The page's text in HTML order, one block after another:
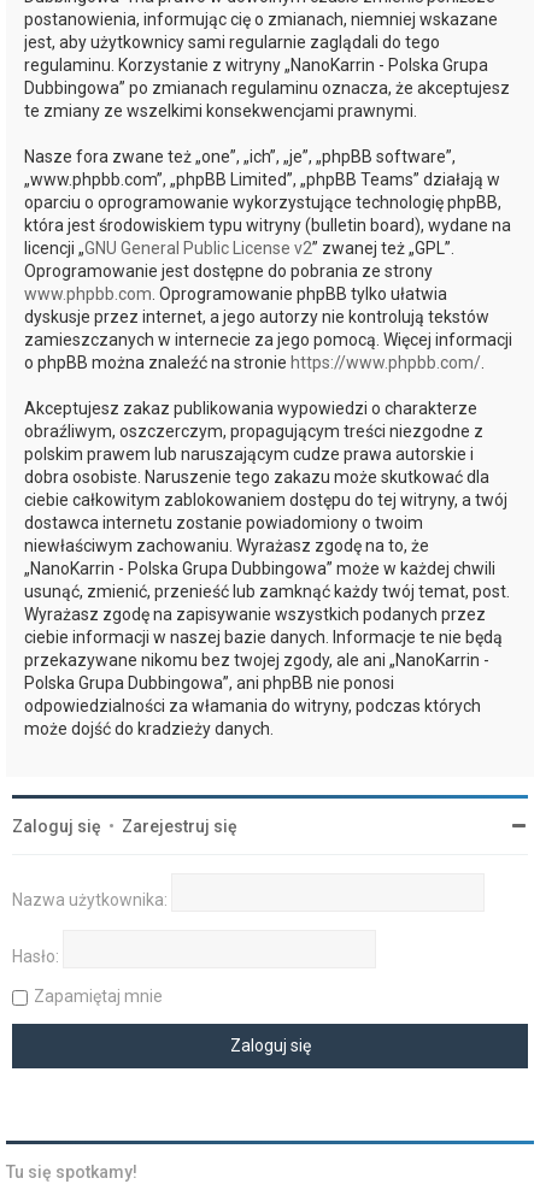
postanowienia, informując cię o zmianach, niemniej wskazane
jest, aby użytkownicy sami regularnie zaglądali do tego
regulaminu. Korzystanie z witryny „NanoKarrin - Polska Grupa
Dubbingowa” po zmianach regulaminu oznacza, że akceptujesz
te zmiany ze wszelkimi konsekwencjami prawnymi.
Nasze fora zwane też „one”, „ich”, „je”, „phpBB software”,
„www.phpbb.com”, „phpBB Limited”, „phpBB Teams” działają w
oparciu o oprogramowanie wykorzystujące technologię phpBB,
która jest środowiskiem typu witryny (bulletin board), wydane na
licencji „GNU General Public License v2” zwanej też „GPL”.
Oprogramowanie jest dostępne do pobrania ze strony
www.phpbb.com. Oprogramowanie phpBB tylko ułatwia
dyskusje przez internet, a jego autorzy nie kontrolują tekstów
zamieszczanych w internecie za jego pomocą. Więcej informacji
o phpBB można znaleźć na stronie https://www.phpbb.com/.
Akceptujesz zakaz publikowania wypowiedzi o charakterze
obraźliwym, oszczerczym, propagującym treści niezgodne z
polskim prawem lub naruszającym cudze prawa autorskie i
dobra osobiste. Naruszenie tego zakazu może skutkować dla
ciebie całkowitym zablokowaniem dostępu do tej witryny, a twój
dostawca internetu zostanie powiadomiony o twoim
niewłaściwym zachowaniu. Wyrażasz zgodę na to, że
„NanoKarrin - Polska Grupa Dubbingowa” może w każdej chwili
usunąć, zmienić, przenieść lub zamknąć każdy twój temat, post.
Wyrażasz zgodę na zapisywanie wszystkich podanych przez
ciebie informacji w naszej bazie danych. Informacje te nie będą
przekazywane nikomu bez twojej zgody, ale ani „NanoKarrin -
Polska Grupa Dubbingowa”, ani phpBB nie ponosi
odpowiedzialności za włamania do witryny, podczas których
może dojść do kradzieży danych.
Zaloguj się • Zarejestruj się
Nazwa użytkownika:
Hasło:
Zapamiętaj mnie
Tu się spotkamy!